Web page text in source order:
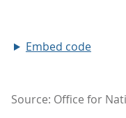
Embed code
Source: Office for